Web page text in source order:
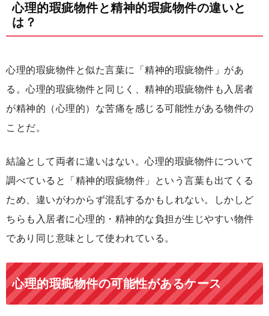
心理的瑕疵物件と精神的瑕疵物件の違いと
は？
心理的瑕疵物件と似た言葉に「精神的瑕疵物件」があ
る。心理的瑕疵物件と同じく、精神的瑕疵物件も入居者
が精神的（心理的）な苦痛を感じる可能性がある物件の
ことだ。
結論として両者に違いはない。心理的瑕疵物件について
調べていると「精神的瑕疵物件」という言葉も出てくる
ため、違いがわからず混乱するかもしれない。しかしど
ちらも入居者に心理的・精神的な負担が生じやすい物件
であり同じ意味として使われている。
心理的瑕疵物件の可能性があるケース